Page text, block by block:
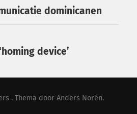
dominicanen
device’
. Thema door Anders Norén.